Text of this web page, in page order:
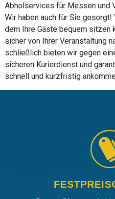
Abholservices für Messen und
Wir haben auch für Sie
dem Ihre Gäste bequem sitzen
sicher von Ihrer Veranstaltung
schließlich bieten wir gegen
sicheren Kurierdienst und
schnell und kurzfristig